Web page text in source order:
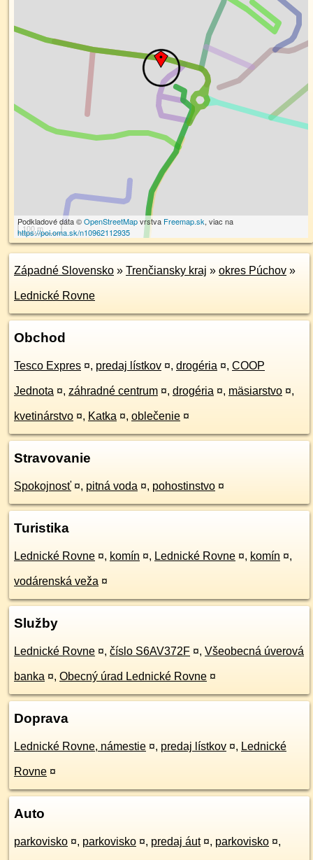
100 m
Podkladové dáta ©OpenStreetMapvrstva Freemap.sk, viac na
https://poi.oma.sk/n10962112935
Západné Slovensko » Trenčiansky kraj » okres Púchov »
Lednické Rovne
Obchod
Tesco Expres ¤, predaj lístkov ¤, drogéria ¤, COOP
Jednota ¤, záhradné centrum ¤, drogéria ¤, mäsiarstvo ¤,
kvetinárstvo ¤, Katka ¤, oblečenie ¤
Stravovanie
Spokojnosť ¤, pitná voda ¤, pohostinstvo ¤
Turistika
Lednické Rovne ¤, komín ¤, Lednické Rovne ¤, komín ¤,
vodárenská veža ¤
Služby
Lednické Rovne ¤, číslo S6AV372F ¤, Všeobecná úverová
banka ¤, Obecný úrad Lednické Rovne ¤
Doprava
Lednické Rovne, námestie ¤, predaj lístkov ¤, Lednické
Rovne ¤
Auto
parkovisko ¤, parkovisko ¤, predaj áut ¤, parkovisko ¤,